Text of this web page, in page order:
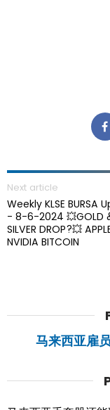
Next article
Weekly KLSE BURSA
- 8-6-2024 💥GOLD
SILVER DROP?💥
NVIDIA BITCOIN
马来西亚雇